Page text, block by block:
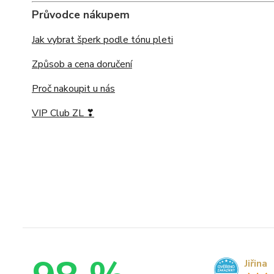
Průvodce nákupem
Jak vybrat šperk podle tónu pleti
Způsob a cena doručení
Proč nakoupit u nás
VIP Club ZL ❣
Jiřina